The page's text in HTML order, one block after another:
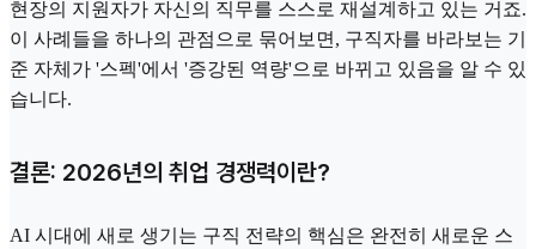
현장의 지원자가 자신의 직무를 스스로 재설계하고 있는 거죠.
이 사례들을 하나의 관점으로 묶어보면, 구직자를 바라보는 기
준 자체가 '스펙'에서 '증강된 역량'으로 바뀌고 있음을 알 수 있
습니다.
결론: 2026년의 취업 경쟁력이란?
AI 시대에 새로 생기는 구직 전략의 핵심은 완전히 새로운 스